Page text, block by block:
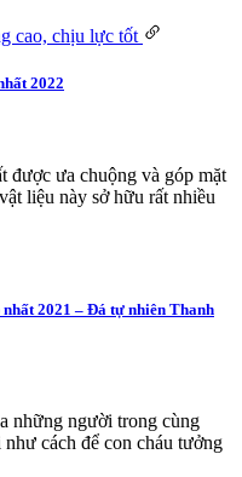
2022
được ưa chuộng và góp mặt
liệu này sở hữu rất nhiều
2021 – Đá tự nhiên Thanh
những người trong cùng
cách để con cháu tưởng